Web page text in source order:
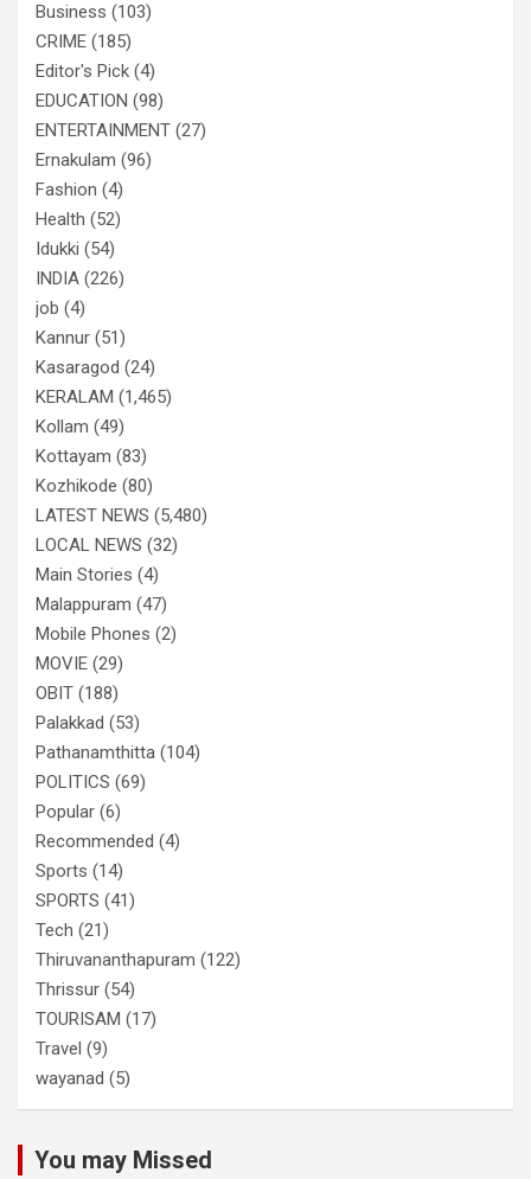
Business (103)
CRIME (185)
Editor's Pick (4)
EDUCATION (98)
ENTERTAINMENT (27)
Ernakulam (96)
Fashion (4)
Health (52)
Idukki (54)
INDIA (226)
job (4)
Kannur (51)
Kasaragod (24)
KERALAM (1,465)
Kollam (49)
Kottayam (83)
Kozhikode (80)
LATEST NEWS (5,480)
LOCAL NEWS (32)
Main Stories (4)
Malappuram (47)
Mobile Phones (2)
MOVIE (29)
OBIT (188)
Palakkad (53)
Pathanamthitta (104)
POLITICS (69)
Popular (6)
Recommended (4)
Sports (14)
SPORTS (41)
Tech (21)
Thiruvananthapuram (122)
Thrissur (54)
TOURISAM (17)
Travel (9)
wayanad (5)
You may Missed